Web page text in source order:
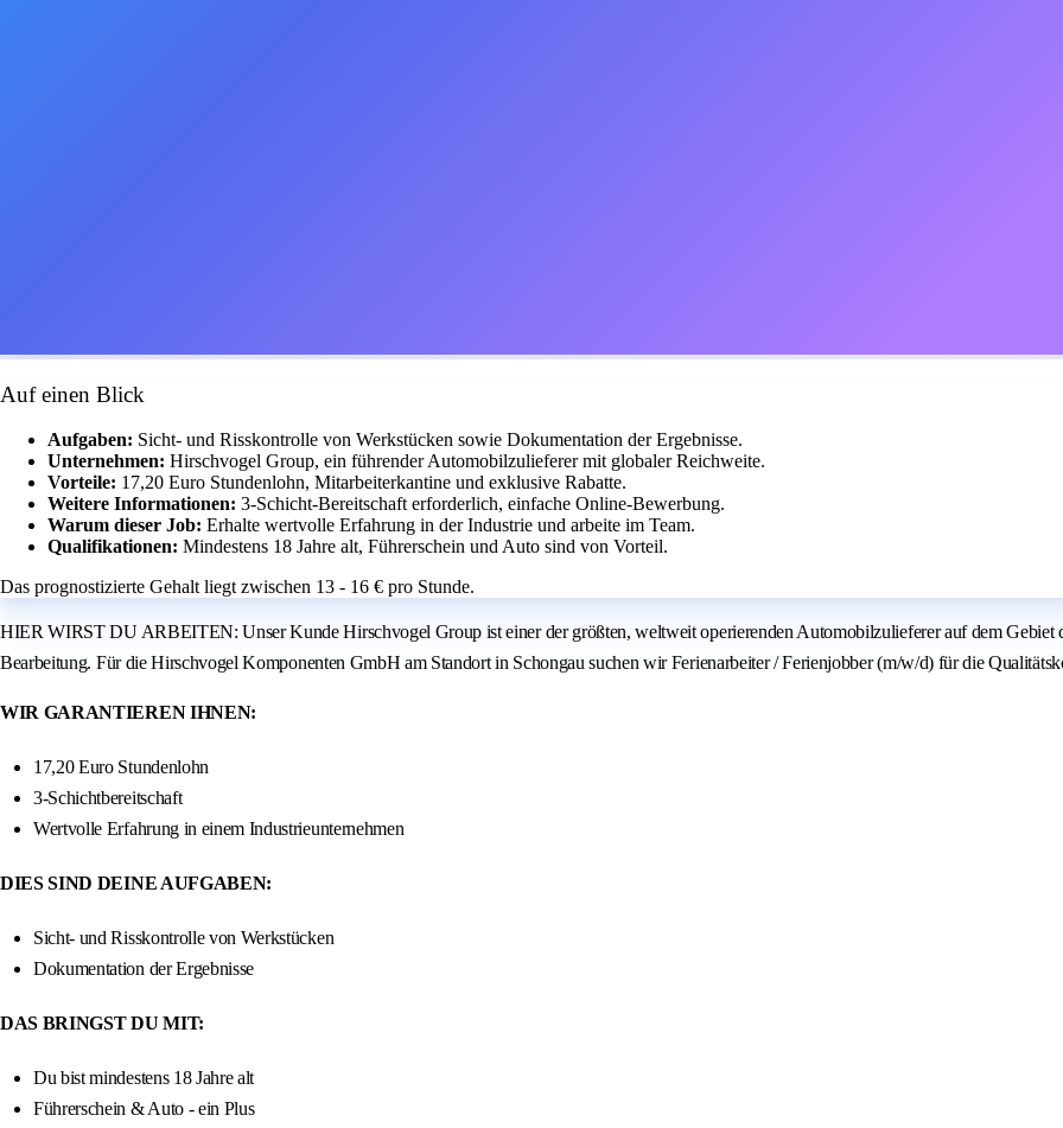
Auf einen Blick
Aufgaben: Sicht- und Risskontrolle von Werkstücken sowie Dokumentation der Ergebnisse.
Unternehmen: Hirschvogel Group, ein führender Automobilzulieferer mit globaler Reichweite.
Vorteile: 17,20 Euro Stundenlohn, Mitarbeiterkantine und exklusive Rabatte.
Weitere Informationen: 3-Schicht-Bereitschaft erforderlich, einfache Online-Bewerbung.
Warum dieser Job: Erhalte wertvolle Erfahrung in der Industrie und arbeite im Team.
Qualifikationen: Mindestens 18 Jahre alt, Führerschein und Auto sind von Vorteil.
Das prognostizierte Gehalt liegt zwischen 13 - 16 € pro Stunde.
HIER WIRST DU ARBEITEN: Unser Kunde Hirschvogel Group ist einer der größten, weltweit operierenden Automobilzulieferer auf dem Gebiet
Bearbeitung. Für die Hirschvogel Komponenten GmbH am Standort in Schongau suchen wir Ferienarbeiter / Ferienjobber (m/w/d) für die
WIR GARANTIEREN IHNEN:
17,20 Euro Stundenlohn
3-Schichtbereitschaft
Wertvolle Erfahrung in einem Industrieunternehmen
DIES SIND DEINE AUFGABEN:
Sicht- und Risskontrolle von Werkstücken
Dokumentation der Ergebnisse
DAS BRINGST DU MIT:
Du bist mindestens 18 Jahre alt
Führerschein & Auto - ein Plus